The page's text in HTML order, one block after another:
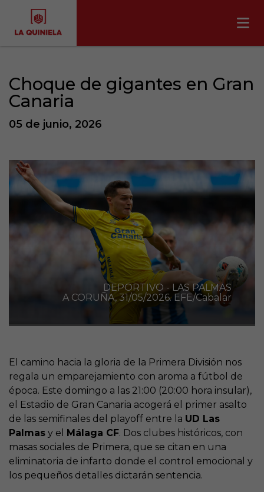
Choque de gigantes en Gran
Canaria
05 de junio, 2026
DEPORTIVO - LAS PALMAS
A CORUÑA, 31/05/2026. EFE/Cabalar
El camino hacia la gloria de la Primera División nos
regala un emparejamiento con aroma a fútbol de
época. Este domingo a las 21:00 (20:00 hora insular),
el Estadio de Gran Canaria acogerá el primer asalto
de las semifinales del playoff entre la UD Las
Palmas y el Málaga CF. Dos clubes históricos, con
masas sociales de Primera, que se citan en una
eliminatoria de infarto donde el control emocional y
los pequeños detalles dictarán sentencia.